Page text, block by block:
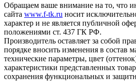
Обращаем ваше внимание на то, что
сайта www.f-tk.ru носит
характер и не является публичной
положениями ст. 437 ГК РФ.
Производитель оставляет за собой
порядке вносить изменения в состав
технические параметры, цвет
характеристики представленных
сохранения функциональных и